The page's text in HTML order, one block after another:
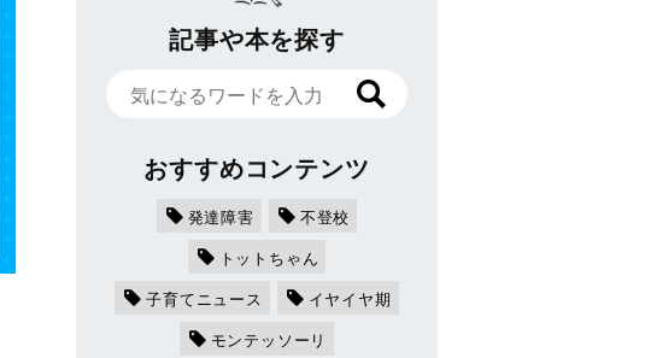
記事や本を探す
おすすめコンテンツ
発達障害
不登校
トットちゃん
子育てニュース
イヤイヤ期
モンテッソーリ